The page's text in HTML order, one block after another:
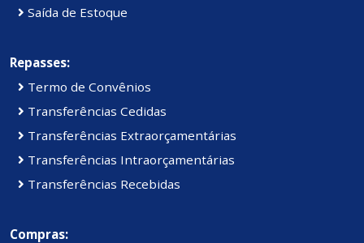
Saída de Estoque
Repasses:
Termo de Convênios
Transferências Cedidas
Transferências Extraorçamentárias
Transferências Intraorçamentárias
Transferências Recebidas
Compras: